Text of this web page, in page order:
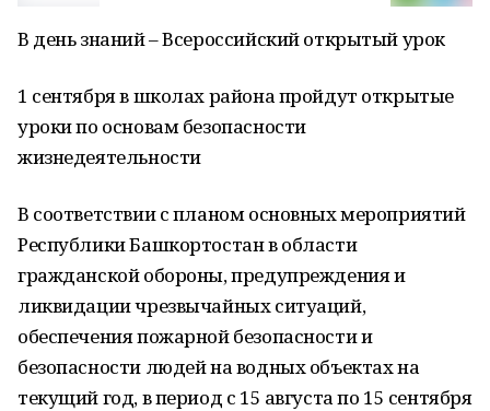
В день знаний – Всероссийский открытый урок
1 сентября в школах района пройдут открытые
уроки по основам безопасности
жизнедеятельности
В соответствии с планом основных мероприятий
Республики Башкортостан в области
гражданской обороны, предупреждения и
ликвидации чрезвычайных ситуаций,
обеспечения пожарной безопасности и
безопасности людей на водных объектах на
текущий год, в период с 15 августа по 15 сентября